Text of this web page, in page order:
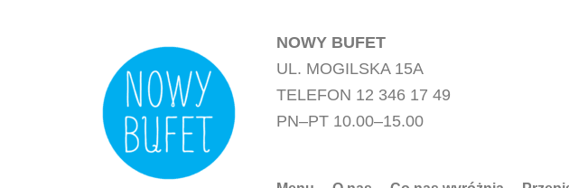
NOWY BUFET
UL. MOGILSKA 15A
TELEFON 12 346 17 49
PN–PT 10.00–15.00